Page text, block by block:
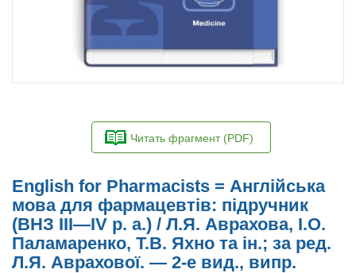
Читать фрагмент (PDF)
English for Pharmacists = Англійська
мова для фармацевтів: підручник
(ВНЗ ІІІ—ІV р. а.) / Л.Я. Аврахова, І.О.
Паламаренко, Т.В. Яхно та ін.; за ред.
Л.Я. Аврахової. — 2-е вид., випр.